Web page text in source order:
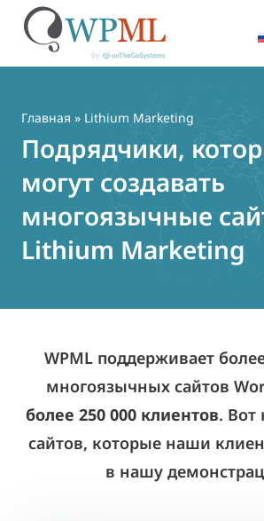
содержимому
Главная » Lithium Marketing
Подрядчики,
могут создавать
многоязычные
Lithium Marketing
WPML поддерживает
многоязычных сайтов
более 250 000 клиентов. Вот
сайтов, которые наши
в нашу